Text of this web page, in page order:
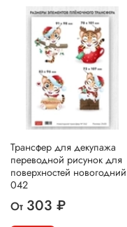
Трансфер для декупажа
переводной рисунок для
поверхностей новогодний
042
От 303 ₽